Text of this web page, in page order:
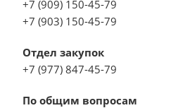
+7 (909) 150-45-79
+7 (903) 150-45-79
Отдел закупок
+7 (977) 847-45-79
По общим вопросам